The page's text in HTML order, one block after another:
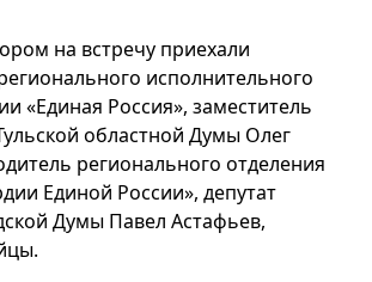
на встречу приехали
исполнительного
«Единая Россия», заместитель
областной Думы Олег
регионального отделения
Единой России», депутат
Думы Павел Астафьев,